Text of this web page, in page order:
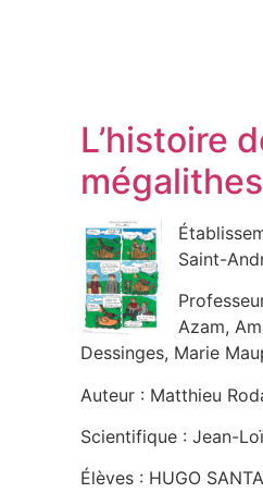
L’histoire
mégalithes
Saint-
Azam,
Dessinges, Marie
Auteur : Matthieu
Scientifique : Jean-
Élèves : HUGO